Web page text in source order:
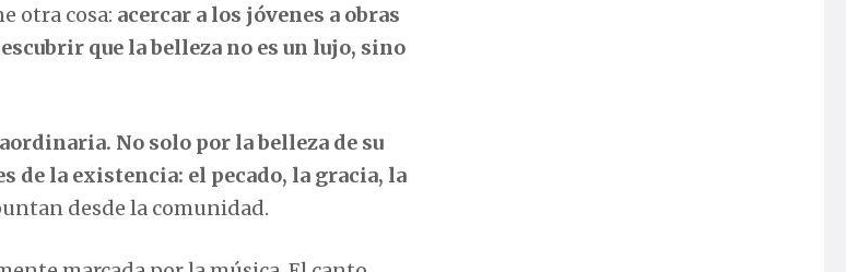
otra cosa: acercar a los jóvenes a obras
que la belleza no es un lujo, sino
No solo por la belleza de su
de la existencia: el pecado, la gracia, la
desde la comunidad.